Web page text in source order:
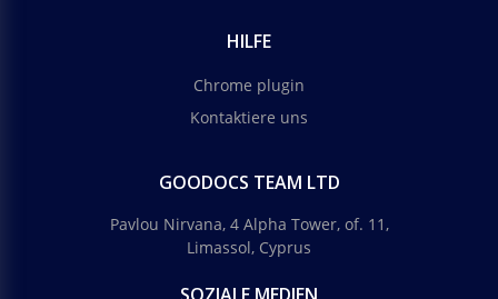
HILFE
Chrome plugin
Kontaktiere uns
GOODOCS TEAM LTD
Pavlou Nirvana, 4 Alpha Tower, of. 11,
Limassol, Cyprus